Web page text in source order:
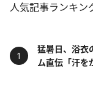
人気記事ランキン
猛暑日、浴
ム直伝「汗を